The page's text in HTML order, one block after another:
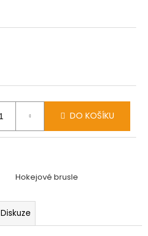
DO KOŠÍKU
Hokejové brusle
Diskuze